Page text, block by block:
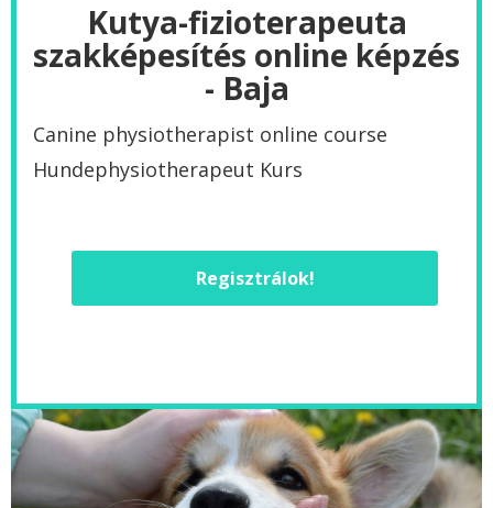
Kutya-fizioterapeuta
szakképesítés online képzés
- Baja
Canine physiotherapist online course
Hundephysiotherapeut Kurs
Regisztrálok!